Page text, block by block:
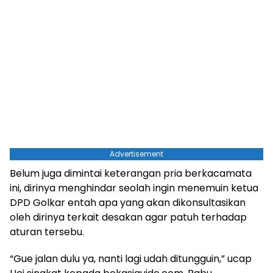
Advertisement
Belum juga dimintai keterangan pria berkacamata
ini, dirinya menghindar seolah ingin menemuin ketua
DPD Golkar entah apa yang akan dikonsultasikan
oleh dirinya terkait desakan agar patuh terhadap
aturan tersebu.
“Gue jalan dulu ya, nanti lagi udah ditungguin,” ucap